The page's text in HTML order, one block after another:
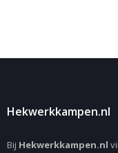
Hekwerkkampen.nl
Bij Hekwerkkampen.nl